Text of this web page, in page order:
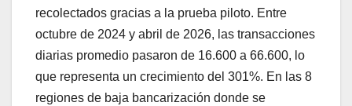
recolectados gracias a la prueba piloto. Entre
octubre de 2024 y abril de 2026, las transacciones
diarias promedio pasaron de 16.600 a 66.600, lo
que representa un crecimiento del 301%. En las 8
regiones de baja bancarización donde se